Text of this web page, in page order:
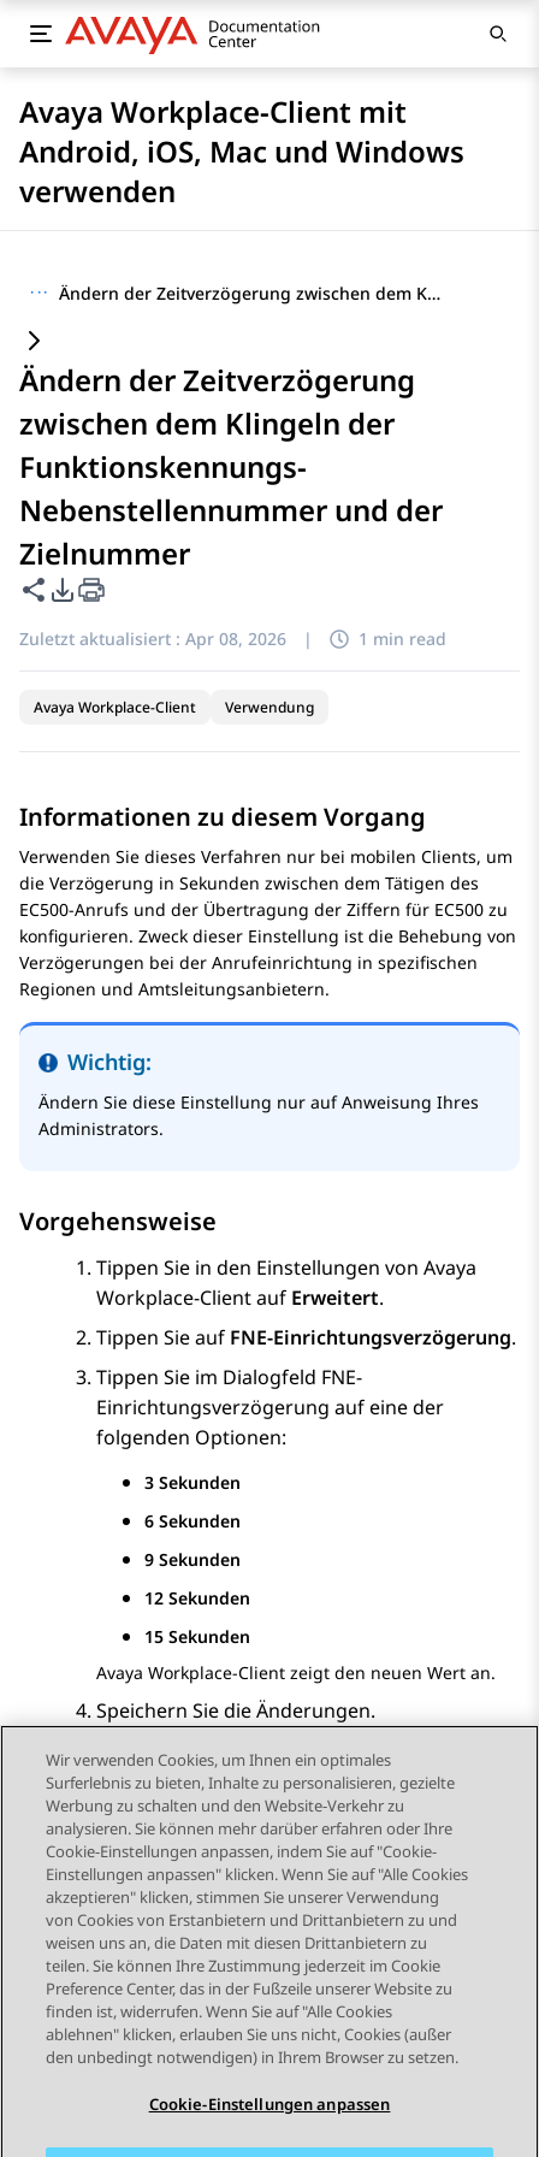
Avaya Workplace-Client mit
Android, iOS, Mac und Windows
verwenden
··· Ändern der Zeitverzögerung zwischen dem Klingeln der Funktionskennungs-Nebenstellennummer und der Zielnummer
Ändern der Zeitverzögerung
zwischen dem Klingeln der
Funktionskennungs-
Nebenstellennummer und der
Zielnummer
Diese Seite teilen
PDF-Exportoptionen
Zuletzt aktualisiert : Apr 08, 2026 | 1 min read
Avaya Workplace-Client Verwendung
Informationen zu diesem Vorgang
Verwenden Sie dieses Verfahren nur bei mobilen Clients, um
die Verzögerung in Sekunden zwischen dem Tätigen des
EC500-Anrufs und der Übertragung der Ziffern für EC500 zu
konfigurieren. Zweck dieser Einstellung ist die Behebung von
Verzögerungen bei der Anrufeinrichtung in spezifischen
Regionen und Amtsleitungsanbietern.
Wichtig:
Ändern Sie diese Einstellung nur auf Anweisung Ihres
Administrators.
Vorgehensweise
Tippen Sie in den Einstellungen von Avaya
Workplace-Clientauf Erweitert.
Tippen Sie auf FNE-Einrichtungsverzögerung.
Tippen Sie im Dialogfeld FNE-
Einrichtungsverzögerung auf eine der
folgenden Optionen:
3 Sekunden
6 Sekunden
9 Sekunden
12 Sekunden
15 Sekunden
Avaya Workplace-Client zeigt den neuen Wert an.
Speichern Sie die Änderungen.
Send Feedback
Themennavigation
Vorheriges Thema Nächstes Thema
STAY CONNECTED
Wir verwenden Cookies, um Ihnen ein optimales
Surferlebnis zu bieten, Inhalte zu personalisieren, gezielte
Werbung zu schalten und den Website-Verkehr zu
analysieren. Sie können mehr darüber erfahren oder Ihre
Cookie-Einstellungen anpassen, indem Sie auf "Cookie-
Einstellungen anpassen" klicken. Wenn Sie auf "Alle Cookies
akzeptieren" klicken, stimmen Sie unserer Verwendung
von Cookies von Erstanbietern und Drittanbietern zu und
weisen uns an, die Daten mit diesen Drittanbietern zu
teilen. Sie können Ihre Zustimmung jederzeit im Cookie
Preference Center, das in der Fußzeile unserer Website zu
finden ist, widerrufen. Wenn Sie auf "Alle Cookies
ablehnen" klicken, erlauben Sie uns nicht, Cookies (außer
den unbedingt notwendigen) in Ihrem Browser zu setzen.
Cookie-Einstellungen anpassen